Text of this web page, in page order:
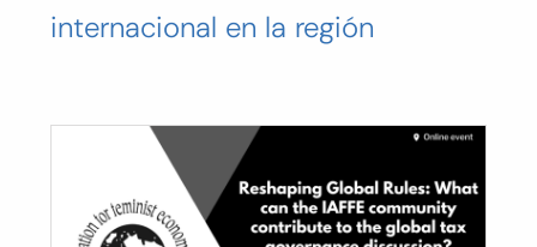
internacional en la región